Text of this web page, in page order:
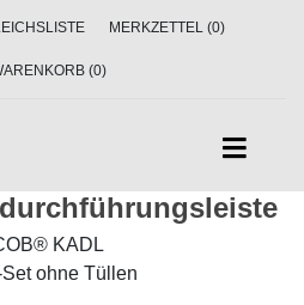
MERKZETTEL (0)
(0)
KADL
Set ohne Tüllen